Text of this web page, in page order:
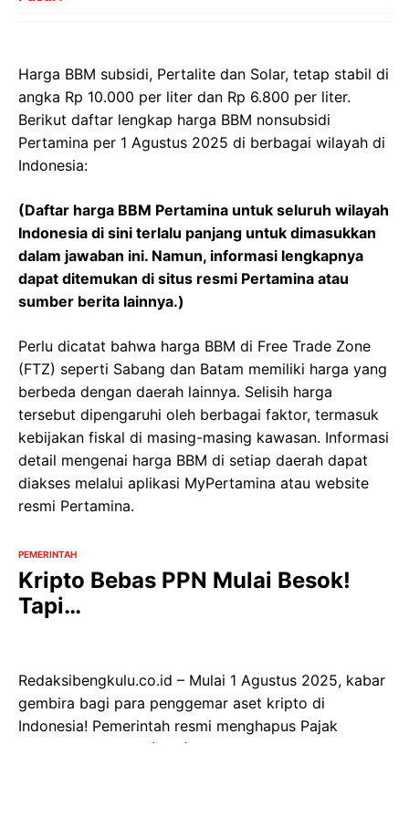
Harga BBM subsidi, Pertalite dan Solar, tetap stabil di
angka Rp 10.000 per liter dan Rp 6.800 per liter.
Berikut daftar lengkap harga BBM nonsubsidi
Pertamina per 1 Agustus 2025 di berbagai wilayah di
Indonesia:
(Daftar harga BBM Pertamina untuk seluruh wilayah
Indonesia di sini terlalu panjang untuk dimasukkan
dalam jawaban ini. Namun, informasi lengkapnya
dapat ditemukan di situs resmi Pertamina atau
sumber berita lainnya.)
Perlu dicatat bahwa harga BBM di Free Trade Zone
(FTZ) seperti Sabang dan Batam memiliki harga yang
berbeda dengan daerah lainnya. Selisih harga
tersebut dipengaruhi oleh berbagai faktor, termasuk
kebijakan fiskal di masing-masing kawasan. Informasi
detail mengenai harga BBM di setiap daerah dapat
diakses melalui aplikasi MyPertamina atau website
resmi Pertamina.
PEMERINTAH
Kripto Bebas PPN Mulai Besok!
Tapi…
Redaksibengkulu.co.id – Mulai 1 Agustus 2025, kabar
gembira bagi para penggemar aset kripto di
Indonesia! Pemerintah resmi menghapus Pajak
Pertambahan Nilai (PPN) atas transaksi kripto. Hal ini